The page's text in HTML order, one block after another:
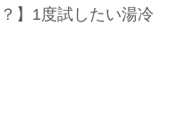
】1度試したい湯冷